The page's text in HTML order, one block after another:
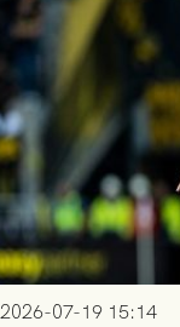
Mostar från
2026-07-19 15:14